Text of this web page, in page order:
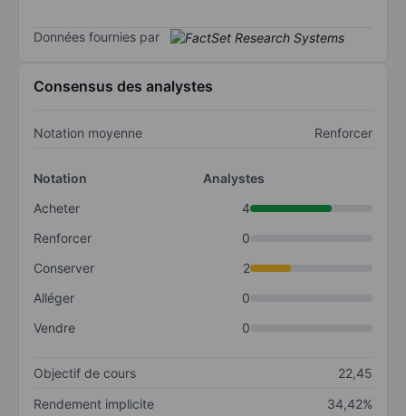
Données fournies par
Consensus des analystes
Notation moyenne Renforcer
Notation
Analystes
Acheter
4
Renforcer
0
Conserver
2
Alléger
0
Vendre
0
Objectif de cours
22,45
Rendement implicite
34,42%